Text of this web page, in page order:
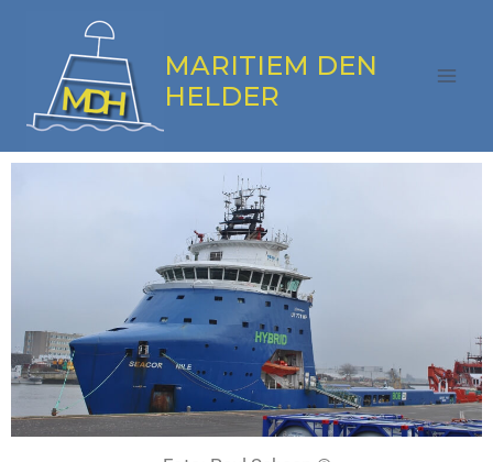
MARITIEM DEN
HELDER